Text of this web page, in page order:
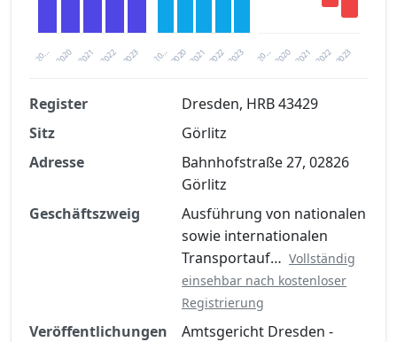
20… 2021 2023
2020 2022 20… 2021 2023
2020 2022 20… 2021 2023
2020 2022
Finanzkennzahlen nach kostenloser
Registrierung verfügbar
Jetzt kostenlos registrieren
Register
Dresden, HRB 43429
Sitz
Görlitz
Adresse
Bahnhofstraße 27, 02826
Görlitz
Geschäftszweig
Ausführung von nationalen
sowie internationalen
Transportauf… Vollständig
einsehbar nach kostenloser
Registrierung
Veröffentlichungen
Amtsgericht Dresden -